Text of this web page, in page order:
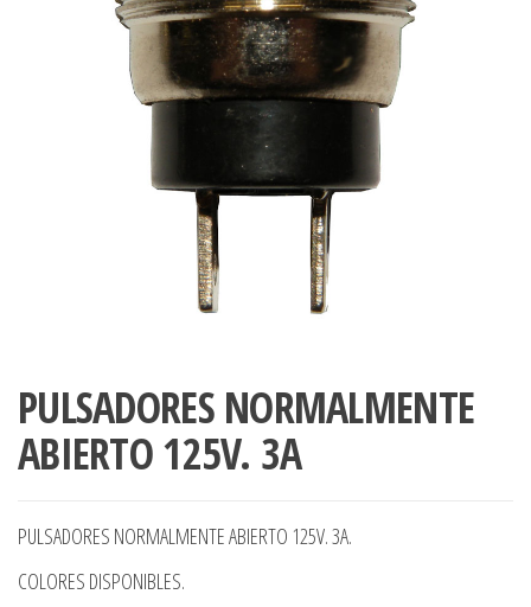
PULSADORES NORMALMENTE
ABIERTO 125V. 3A
PULSADORES NORMALMENTE ABIERTO 125V. 3A.
COLORES DISPONIBLES.